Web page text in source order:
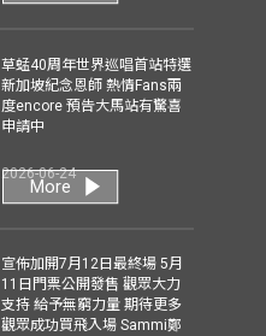
草蜢40周年世界巡唱首站特選
新加坡紀念恩師 熱情Fans兩
度encore 預告大馬站有驚喜
申請中
2026-06-24
More
宣佈加開7月12日最終場 5月
11日門票公開發售 觀眾大力
支持 給予無窮力量 期待更多
觀眾成功買飛入場 Sammi鄭